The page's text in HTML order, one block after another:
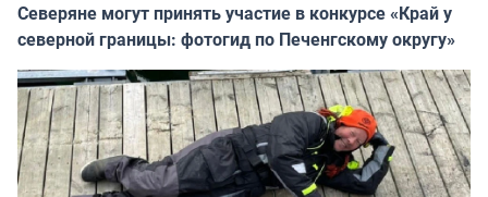
Северяне могут принять участие в конкурсе «Край у
северной границы: фотогид по Печенгскому округу»